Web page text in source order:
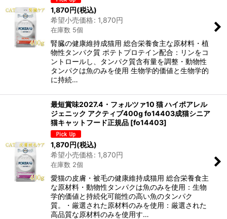
1,870円(税込)
希望小売価格: 1,870円
在庫数 5個
腎臓の健康維持成猫用 総合栄養食主な原材料・植
物性タンパク質 ポテトプロテイン配合：リンをコ
ントロールし、タンパク質含有量を調整・動物性
タンパクは魚のみを使用 生物学的価値と生物学的
に持続…
最短賞味2027.4・フォルツァ10 猫 ハイポアレル
ジェニック アクティブ400g fo14403成猫シニア
猫キャットフード正規品 [fo14403]
1,870円(税込)
希望小売価格: 1,870円
在庫数 2個
愛猫の皮膚・被毛の健康維持成猫用 総合栄養食主
な原材料・動物性タンパクは魚のみを使用：生物
学的価値と持続化可能性の高い魚のタンパク
質。・厳選された原材料のみを使用：厳選された
高品質な原材料のみを使用す…